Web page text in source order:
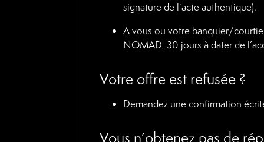
signature de l’acte authentique).
A vous ou votre banquier/
NOMAD, 30 jours à dater de
Votre offre est refusée ?
Demandez une confirmation
Vous n’obtenez pas de